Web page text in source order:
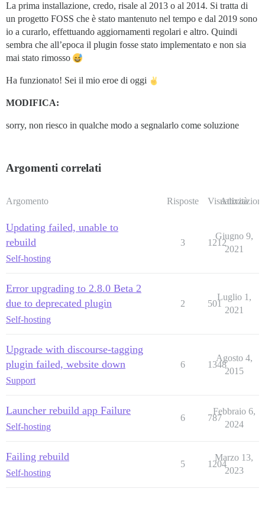
La prima installazione, credo, risale al 2013 o al 2014. Si tratta di
un progetto FOSS che è stato mantenuto nel tempo e dal 2019 sono
io a curarlo, effettuando aggiornamenti regolari e altro. Quindi
sembra che all’epoca il plugin fosse stato implementato e non sia
mai stato rimosso
Ha funzionato! Sei il mio eroe di oggi
MODIFICA:
sorry, non riesco in qualche modo a segnalarlo come soluzione
Argomenti correlati
Argomento Risposte Visualizzazioni
Attività
Updating failed, unable to
rebuild
Self-hosting
3 1212
Giugno 9,
2021
Error upgrading to 2.8.0 Beta 2
due to deprecated plugin
Self-hosting
2 501
Luglio 1,
2021
Upgrade with discourse-tagging
plugin failed, website down
Support
6 1348
Agosto 4,
2015
Launcher rebuild app Failure
Self-hosting
6 787
Febbraio 6,
2024
Failing rebuild
Self-hosting
5 1204
Marzo 13,
2023